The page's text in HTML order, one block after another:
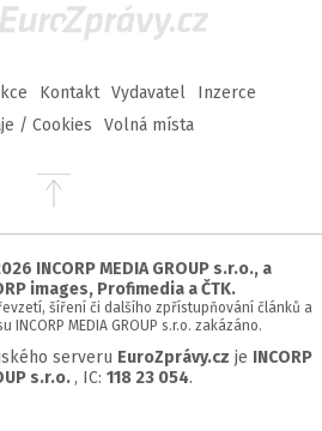
EuroZprávy.cz
Kontakt Vydavatel
Inzerce
/ Cookies
Volná místa
Přejít
stránky
INCORP MEDIA GROUP s.r.o., a
images, Profimedia a ČTK.
šíření či dalšího zpřístupňování článků a
MEDIA GROUP s.r.o. zakázáno.
serveru EuroZprávy.cz je INCORP
s.r.o. , IC: 118 23 054.